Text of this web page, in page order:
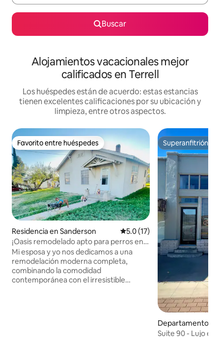
Buscar
Alojamientos vacacionales mejor
calificados en Terrell
Los huéspedes están de acuerdo: estas estancias
tienen excelentes calificaciones por su ubicación y
limpieza, entre otros aspectos.
Favorito entre huéspedes
Favorito entre huéspedes
Residencia en Sanderson Calificación promedio: 5.0 de
5.0 (17)
¡Oasis remodelado apto para perros en
Texas!
Mi esposa y yo nos dedicamos a una
remodelación moderna completa,
combinando la comodidad
contemporánea con el irresistible
Superanfitrión
Superanfitrión
Departamento en
n
Suite 90 - Lujo en